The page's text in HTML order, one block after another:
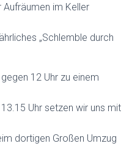
im Keller
„Schlemble durch
12 Uhr zu einem
Uhr setzen wir uns mit
dortigen Großen Umzug